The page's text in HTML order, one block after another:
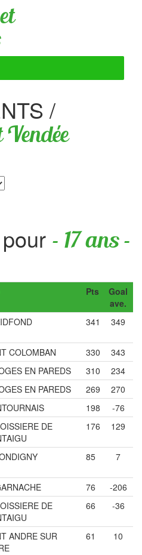
/
- 17 ans -
Pts
Goal
ave.
341 349
COLOMBAN 330
343
EN PAREDS 310
234
EN PAREDS 269
270
198
-76
DE
176 129
85 7
76
-206
DE
66 -36
ANDRE SUR
61 10